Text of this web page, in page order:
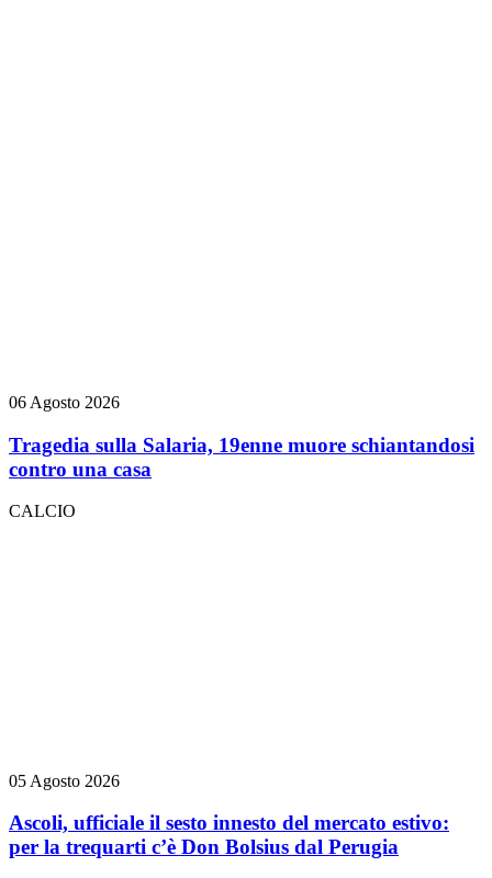
06 Agosto 2026
Tragedia sulla Salaria, 19enne muore schiantandosi
contro una casa
CALCIO
05 Agosto 2026
Ascoli, ufficiale il sesto innesto del mercato estivo:
per la trequarti c’è Don Bolsius dal Perugia